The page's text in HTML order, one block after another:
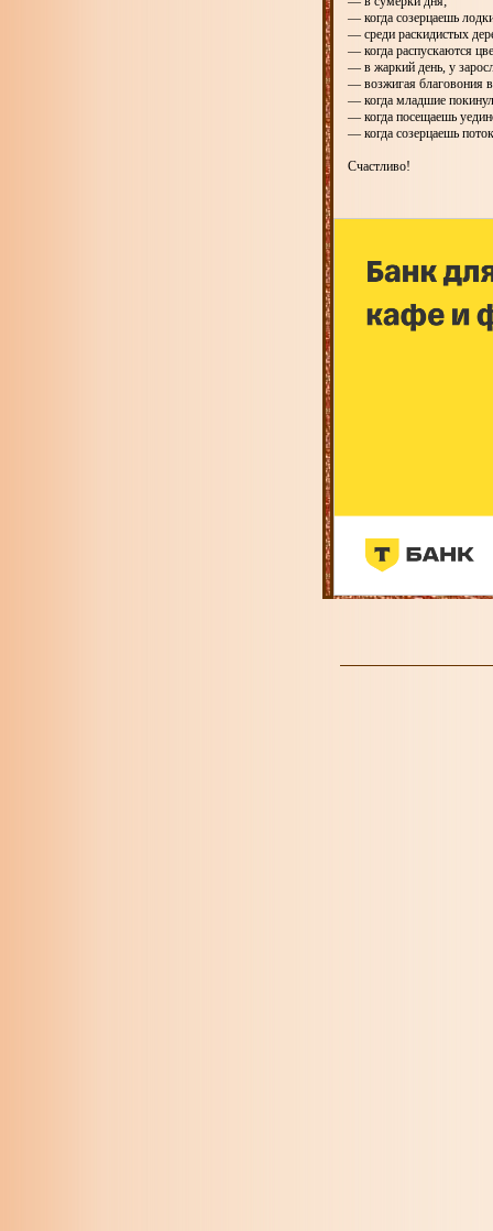
— когда созерцаешь
— среди раскидистых
— когда распускаются
— в жаркий день, у
— возжигая благовония
— когда младшие
— когда посещаешь
— когда созерцаешь
Счастливо!